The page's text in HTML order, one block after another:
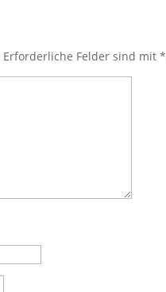
Erforderliche Felder sind mit*